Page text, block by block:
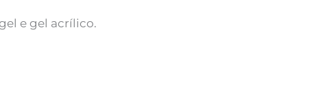
e gel acrílico.